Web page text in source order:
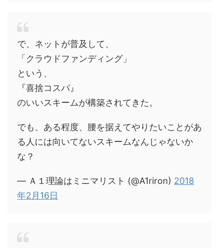
で、ネットが普及して、
「クラウドファンディング」
という、
『喜捨コスパ』
のいいスキームが構築されてきた。
でも、ある程度、腰を据えてやりたいことがあ
る人には向いてないスキームなんじゃないか
な？
— Ａ１理論はミニマリスト (@A1riron) 2018
年2月16日